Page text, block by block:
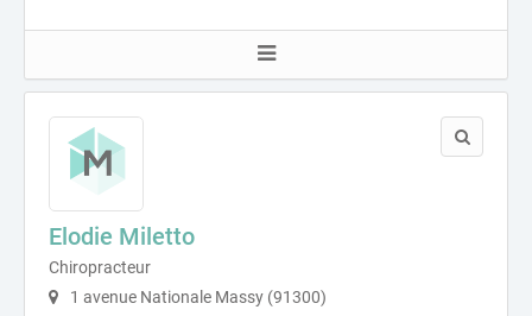
Elodie Miletto
Chiropracteur
1 avenue Nationale Massy (91300)